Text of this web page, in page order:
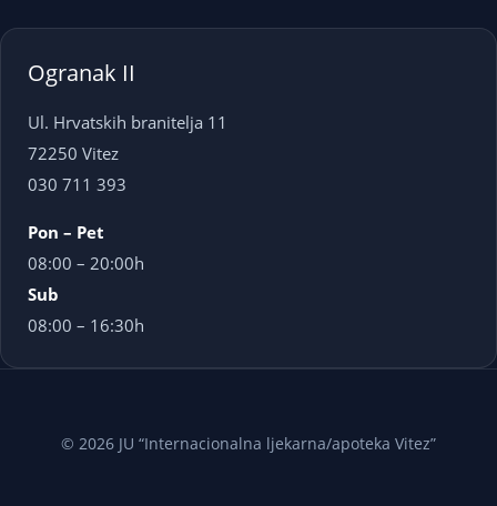
Ogranak II
Ul. Hrvatskih branitelja 11
72250 Vitez
030 711 393
Pon – Pet
08:00 – 20:00h
Sub
08:00 – 16:30h
© 2026 JU “Internacionalna ljekarna/apoteka Vitez”